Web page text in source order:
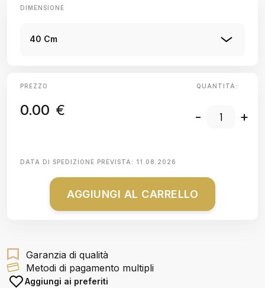
DIMENSIONE
40 Cm
PREZZO
0.00 €
QUANTITÀ:
- +
DATA DI SPEDIZIONE PREVISTA: 11.08.2026
AGGIUNGI AL CARRELLO
Garanzia di qualità
Metodi di pagamento multipli
Aggiungi ai preferiti